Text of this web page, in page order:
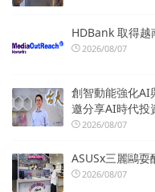
HDBank 取得越
2026/08/07
創智動能強化AI
邀分享AI時代投
2026/08/07
ASUSx三麗鷗耍
2026/08/07